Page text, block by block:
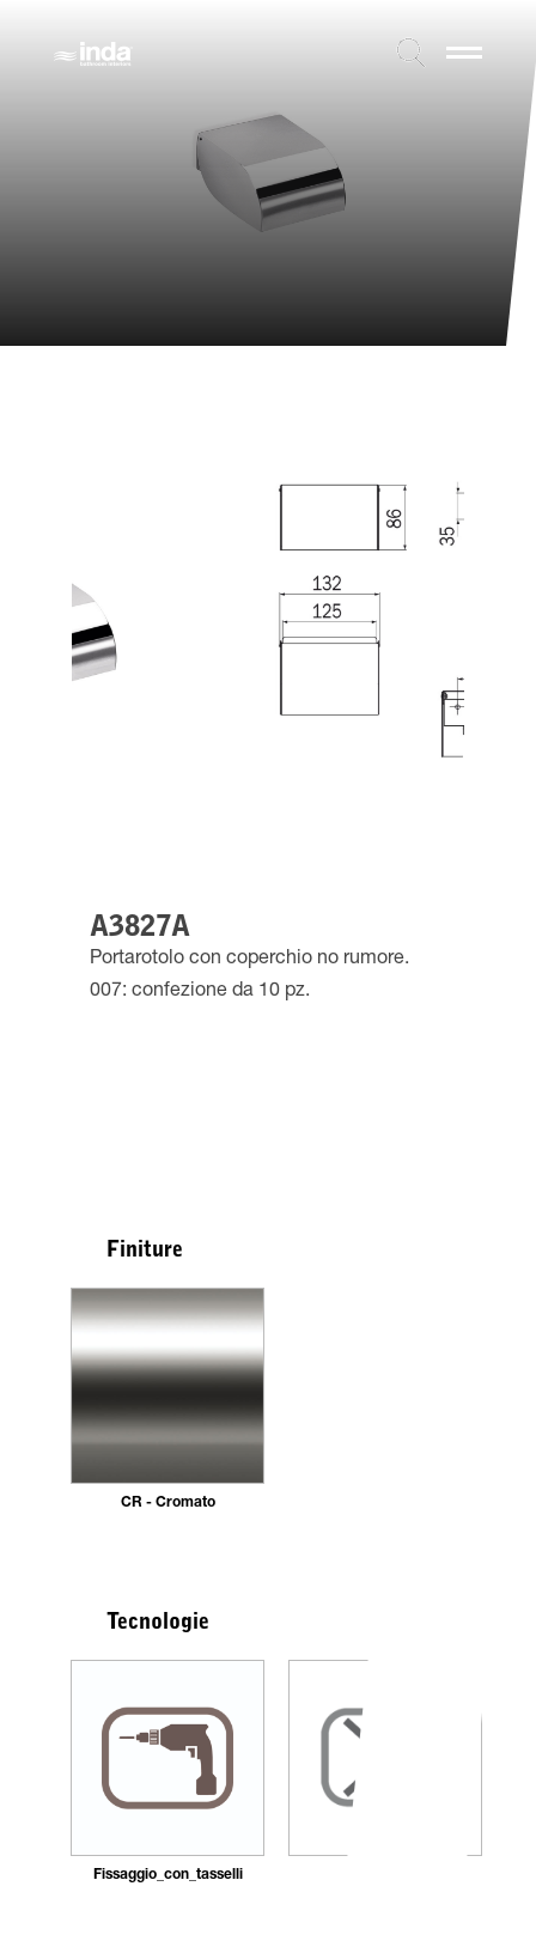
A3827A
Portarotolo con coperchio no rumore.
007: confezione da 10 pz.
Finiture
CR - Cromato
Tecnologie
Fissaggio_con_tasselli